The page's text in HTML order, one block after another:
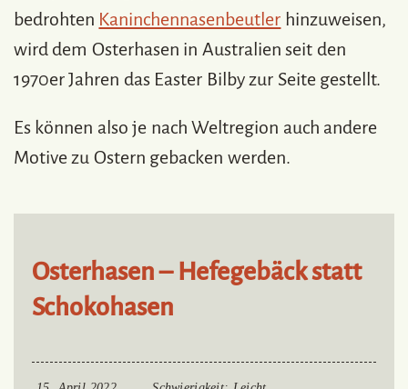
bedrohten Kaninchennasenbeutler hinzuweisen,
wird dem Osterhasen in Australien seit den
1970er Jahren das Easter Bilby zur Seite gestellt.
Es können also je nach Weltregion auch andere
Motive zu Ostern gebacken werden.
Osterhasen – Hefegebäck statt
Schokohasen